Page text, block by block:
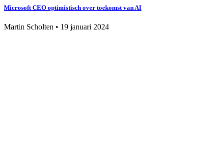
Microsoft CEO optimistisch over toekomst van AI
Martin Scholten • 19 januari 2024